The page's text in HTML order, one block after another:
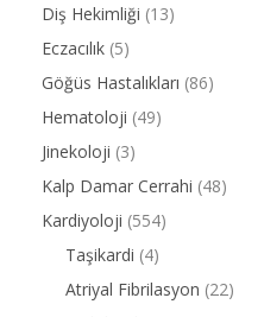
Diş Hekimliği (13)
Eczacılık (5)
Göğüs Hastalıkları (86)
Hematoloji (49)
Jinekoloji (3)
Kalp Damar Cerrahi (48)
Kardiyoloji (554)
Taşikardi (4)
Atriyal Fibrilasyon (22)